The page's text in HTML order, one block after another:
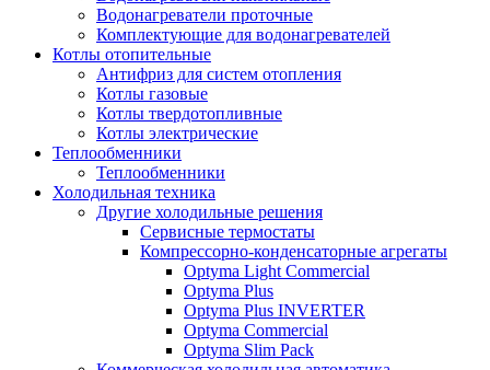
Водонагреватели проточные
Комплектующие для водонагревателей
Котлы отопительные
Антифриз для систем отопления
Котлы газовые
Котлы твердотопливные
Котлы электрические
Теплообменники
Теплообменники
Холодильная техника
Другие холодильные решения
Сервисные термостаты
Компрессорно-конденсаторные агрегаты
Optyma Light Commercial
Optyma Plus
Optyma Plus INVERTER
Optyma Commercial
Optyma Slim Pack